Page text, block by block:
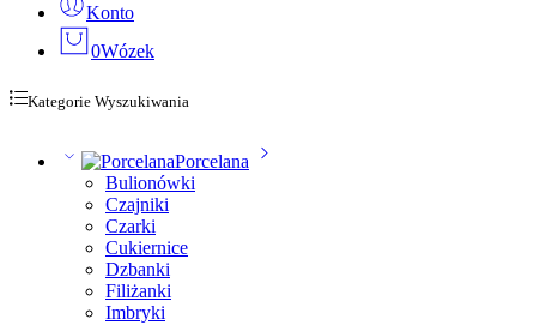
Konto
0Wózek
Kategorie Wyszukiwania
Porcelana
Bulionówki
Czajniki
Czarki
Cukiernice
Dzbanki
Filiżanki
Imbryki